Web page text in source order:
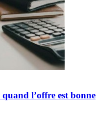
l’offre est bonne